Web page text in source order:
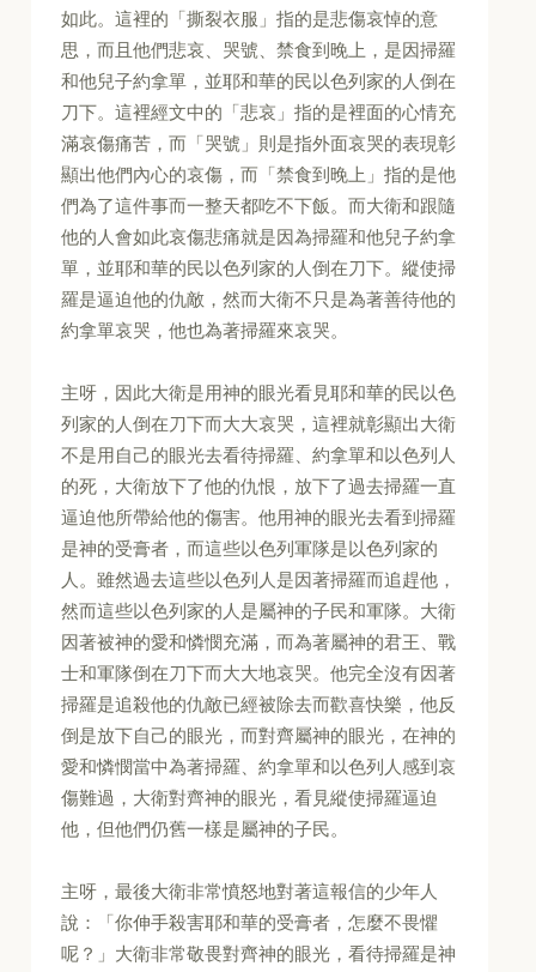
如此。這裡的「撕裂衣服」指的是悲傷哀悼的意
思，而且他們悲哀、哭號、禁食到晚上，是因掃羅
和他兒子約拿單，並耶和華的民以色列家的人倒在
刀下。這裡經文中的「悲哀」指的是裡面的心情充
滿哀傷痛苦，而「哭號」則是指外面哀哭的表現彰
顯出他們內心的哀傷，而「禁食到晚上」指的是他
們為了這件事而一整天都吃不下飯。而大衛和跟隨
他的人會如此哀傷悲痛就是因為掃羅和他兒子約拿
單，並耶和華的民以色列家的人倒在刀下。縱使掃
羅是逼迫他的仇敵，然而大衛不只是為著善待他的
約拿單哀哭，他也為著掃羅來哀哭。
主呀，因此大衛是用神的眼光看見耶和華的民以色
列家的人倒在刀下而大大哀哭，這裡就彰顯出大衛
不是用自己的眼光去看待掃羅、約拿單和以色列人
的死，大衛放下了他的仇恨，放下了過去掃羅一直
逼迫他所帶給他的傷害。他用神的眼光去看到掃羅
是神的受膏者，而這些以色列軍隊是以色列家的
人。雖然過去這些以色列人是因著掃羅而追趕他，
然而這些以色列家的人是屬神的子民和軍隊。大衛
因著被神的愛和憐憫充滿，而為著屬神的君王、戰
士和軍隊倒在刀下而大大地哀哭。他完全沒有因著
掃羅是追殺他的仇敵已經被除去而歡喜快樂，他反
倒是放下自己的眼光，而對齊屬神的眼光，在神的
愛和憐憫當中為著掃羅、約拿單和以色列人感到哀
傷難過，大衛對齊神的眼光，看見縱使掃羅逼迫
他，但他們仍舊一樣是屬神的子民。
主呀，最後大衛非常憤怒地對著這報信的少年人
說：「你伸手殺害耶和華的受膏者，怎麼不畏懼
呢？」大衛非常敬畏對齊神的眼光，看待掃羅是神